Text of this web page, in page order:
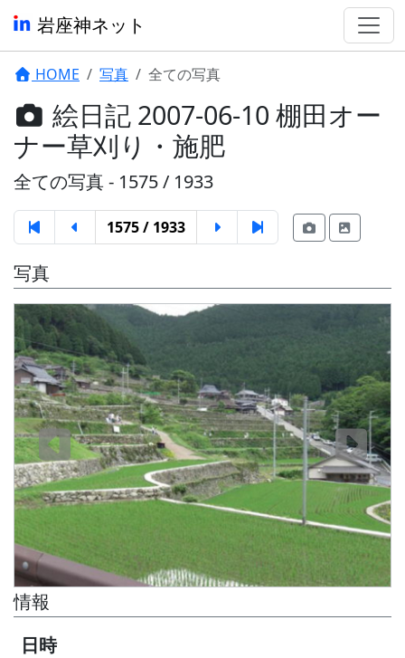
岩座神ネット
HOME 写真 全ての写真
絵日記 2007-06-10 棚田オー
ナー草刈り・施肥
全ての写真 - 1575 / 1933
1575 / 1933
写真
情報
日時